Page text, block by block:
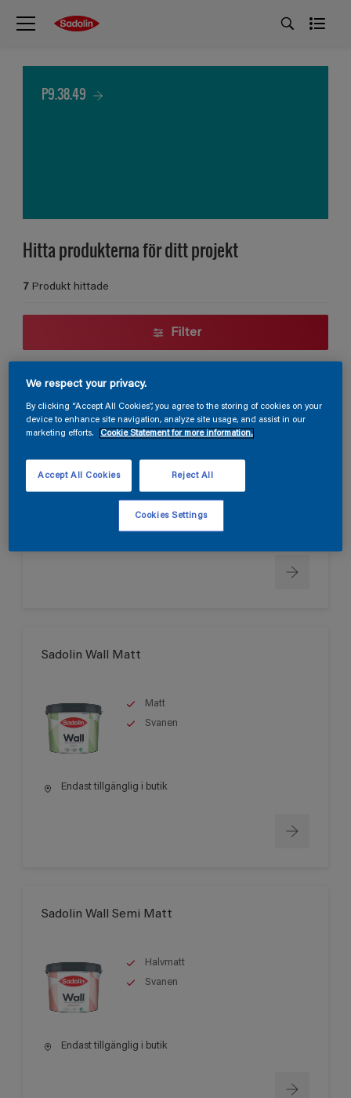
P9.38.49
Hitta produkterna för ditt projekt
7 Produkt hittade
Filter
Endast tillgänglig i butik
Sadolin Wall Matt
Matt
Svanen
Endast tillgänglig i butik
Sadolin Wall Semi Matt
Halvmatt
Svanen
Endast tillgänglig i butik
We respect your privacy.
By clicking “Accept All Cookies”, you agree to the storing of cookies on your
device to enhance site navigation, analyze site usage, and assist in our
marketing efforts.
Cookie Statement for more information.
Reject All
Accept All Cookies
Cookies Settings